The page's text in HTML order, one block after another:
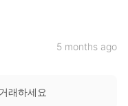
5 months ago
래하세요